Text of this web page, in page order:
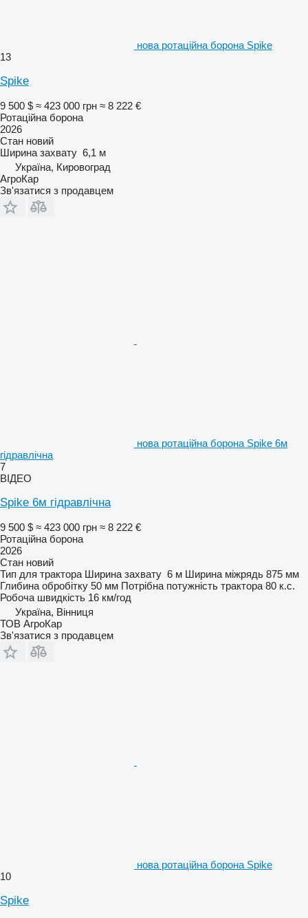
нова ротаційна борона Spike
13
Spike
9 500 $ ≈ 423 000 грн ≈ 8 222 €
Ротаційна борона
2026
Стан новий
Ширина захвату 6,1 м
Україна, Кировоград
АгроКар
Зв'язатися з продавцем
нова ротаційна борона Spike 6м
гідравлічна
7
ВІДЕО
Spike 6м гідравлічна
9 500 $ ≈ 423 000 грн ≈ 8 222 €
Ротаційна борона
2026
Стан новий
Тип для трактора Ширина захвату 6 м Ширина міжрядь 875 мм
Глибина обробітку 50 мм Потрібна потужність трактора 80 к.с.
Робоча швидкість 16 км/год
Україна, Вінниця
ТОВ АгроКар
Зв'язатися з продавцем
нова ротаційна борона Spike
10
Spike